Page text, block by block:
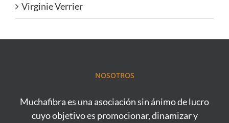
Virginie Verrier
NOSOTROS
Muchafibra es una asociación sin ánimo de lucro
cuyo objetivo es promocionar, dinamizar y